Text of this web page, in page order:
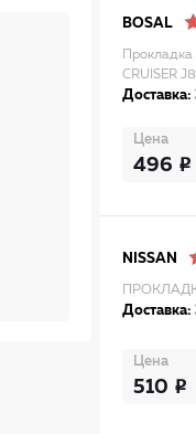
BOSAL
CRUISER
Доставка:
Цена
496
NISSAN
Доставка:
Цена
510